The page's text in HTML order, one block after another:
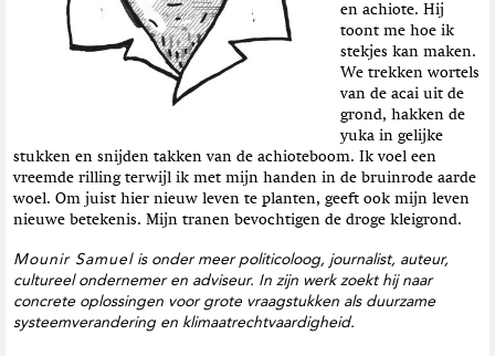
en achiote. Hij
toont me hoe ik
stekjes kan maken.
We trekken wortels
van de acai uit de
grond, hakken de
yuka in gelijke
stukken en snijden takken van de achioteboom. Ik voel een
vreemde rilling terwijl ik met mijn handen in de bruinrode aarde
woel. Om juist hier nieuw leven te planten, geeft ook mijn leven
nieuwe betekenis. Mijn tranen bevochtigen de droge kleigrond.
Mounir Samuelis onder meer politicoloog, journalist, auteur,
cultureel ondernemer en adviseur. In zijn werk zoekt hij naar
concrete oplossingen voor grote vraagstukken als duurzame
systeemverandering en klimaatrechtvaardigheid.